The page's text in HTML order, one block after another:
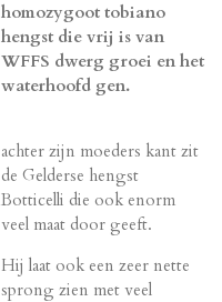
homozygoot tobiano
hengst die vrij is van
WFFS dwerg groei en het
waterhoofd gen.
achter zijn moeders kant zit
de Gelderse hengst
Botticelli die ook enorm
veel maat door geeft.
Hij laat ook een zeer nette
sprong zien met veel